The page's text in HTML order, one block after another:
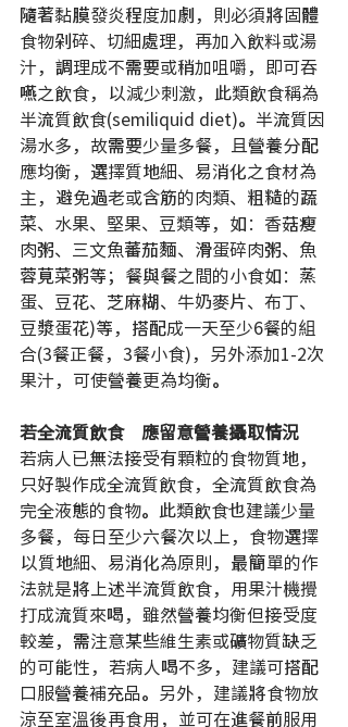
隨著黏膜發炎程度加劇，則必須將固體
食物剁碎、切細處理，再加入飲料或湯
汁，調理成不需要或稍加咀嚼，即可吞
嚥之飲食，以減少刺激，此類飲食稱為
半流質飲食(semiliquid diet)。半流質因
湯水多，故需要少量多餐，且營養分配
應均衡，選擇質地細、易消化之食材為
主，避免過老或含筋的肉類、粗糙的蔬
菜、水果、堅果、豆類等，如：香菇瘦
肉粥、三文魚蕃茄麵、滑蛋碎肉粥、魚
蓉莧菜粥等；餐與餐之間的小食如：蒸
蛋、豆花、芝麻糊、牛奶麥片、布丁、
豆漿蛋花)等，搭配成一天至少6餐的組
合(3餐正餐，3餐小食)，另外添加1-2次
果汁，可使營養更為均衡。
若全流質飲食　應留意營養攝取情況
若病人已無法接受有顆粒的食物質地，
只好製作成全流質飲食，全流質飲食為
完全液態的食物。此類飲食也建議少量
多餐，每日至少六餐次以上，食物選擇
以質地細、易消化為原則，最簡單的作
法就是將上述半流質飲食，用果汁機攪
打成流質來喝，雖然營養均衡但接受度
較差，需注意某些維生素或礦物質缺乏
的可能性，若病人喝不多，建議可搭配
口服營養補充品。另外，建議將食物放
涼至室溫後再食用，並可在進餐前服用